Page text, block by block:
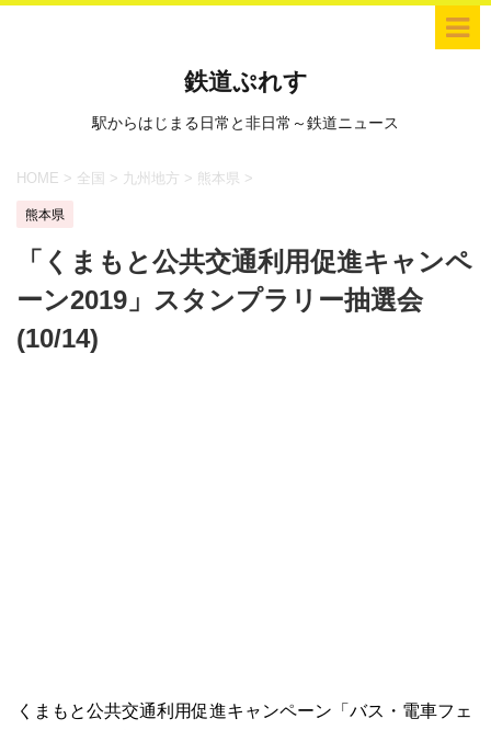
鉄道ぷれす
駅からはじまる日常と非日常～鉄道ニュース
HOME > 全国 > 九州地方 > 熊本県 >
熊本県
「くまもと公共交通利用促進キャンペ
ーン2019」スタンプラリー抽選会
(10/14)
くまもと公共交通利用促進キャンペーン「バス・電車フェ